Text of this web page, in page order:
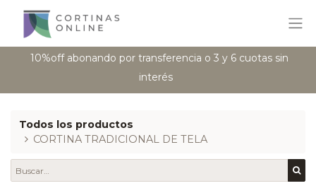
10%off abonando por transferencia o 3 y 6 cuotas sin
interés
Todos los productos
CORTINA TRADICIONAL DE TELA